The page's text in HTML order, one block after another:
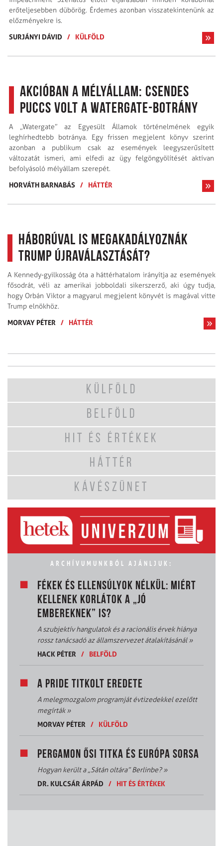
erőteljesebben dübörög. Érdemes azonban visszatekintenünk az
előzményekre is.
SURJÁNYI DÁVID
/ KÜLFÖLD
Akcióban a mélyállam: csendes
puccs volt a Watergate-botrány
A „Watergate” az Egyesült Államok történelmének egyik
leghírhedtebb botránya. Egy frissen megjelent könyv szerint
azonban a publikum csak az események leegyszerűsített
változatát ismeri, ami elfedi az ügy felgöngyölítését aktívan
befolyásoló mélyállam szerepét.
HORVÁTH BARNABÁS / HÁTTÉR
Háborúval is megakadályoznák
Trump újraválasztását?
A Kennedy-gyilkosság óta a háttérhatalom irányítja az események
fősodrát, véli az amerikai jobboldali sikerszerző, aki úgy tudja,
hogy Orbán Viktor a magyarul megjelent könyvét is magával vitte
Trump elnökhöz.
MORVAY PÉTER
/ HÁTTÉR
KÜLFÖLD
BELFÖLD
HIT ÉS ÉRTÉKEK
HÁTTÉR
KÁVÉSZÜNET
ARCHÍVUMUNKBÓL AJÁNLJUK:
FÉKEK ÉS ELLENSÚLYOK NÉLKÜL: MIÉRT
KELLENEK KORLÁTOK A „JÓ
EMBEREKNEK” IS?
A szubjektív hangulatok és a racionális érvek hiánya
rossz tanácsadó az államszervezet átalakításánál»
HACK PÉTER
/ BELFÖLD
A PRIDE TITKOLT EREDETE
A melegmozgalom programját évtizedekkel ezelőtt
megírták»
MORVAY PÉTER
/ KÜLFÖLD
PERGAMON ŐSI TITKA ÉS EURÓPA SORSA
Hogyan került a „Sátán oltára” Berlinbe?»
DR. KULCSÁR ÁRPÁD
/ HIT ÉS ÉRTÉKEK